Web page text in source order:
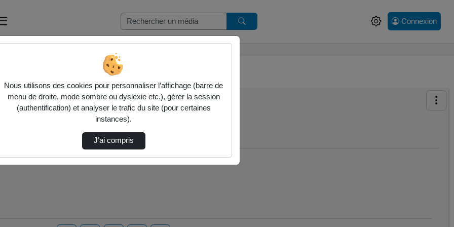
Connexion
Nous utilisons des cookies pour personnaliser l’affichage (barre de
menu de droite, mode sombre ou dyslexie etc.), gérer la session
(authentification) et analyser le trafic du site (pour certaines
instances).
J’ai compris